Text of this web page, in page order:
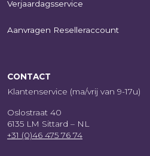
Verjaardagsservice
Aanvragen Reselleraccount
CONTACT
Klantenservice (ma/vrij van 9-17u)
Oslostraat 40
6135 LM Sittard – NL
+31 (0)46 475 76 74